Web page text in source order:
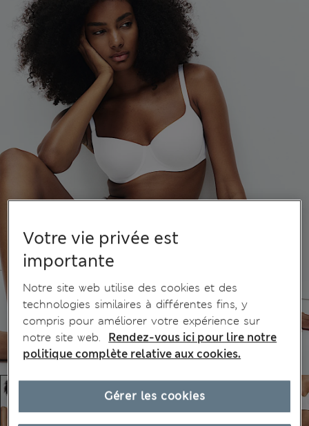
Votre vie privée est
importante
Notre site web utilise des cookies et des
technologies similaires à différentes fins, y
compris pour améliorer votre expérience sur
notre site web.
Rendez-vous ici pour lire notre
politique complète relative aux cookies.
Gérer les cookies